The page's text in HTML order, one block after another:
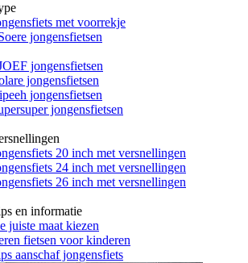
met voorrekje
jongensfietsen
jongensfietsen
jongensfietsen
jongensfietsen
jongensfietsen
20 inch met versnellingen
24 inch met versnellingen
26 inch met versnellingen
en informatie
juiste maat kiezen
fietsen voor kinderen
aanschaf jongensfiets